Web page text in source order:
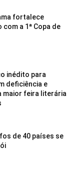
fortalece
a 1ª Copa de
inédito para
deficiência e
maior feira literária
de 40 países se